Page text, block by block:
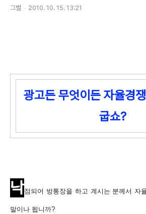
그별 2010. 10. 15. 13:21
광고든 무엇이든 자율경
굽쇼?
낙점되어 방통장을 하고 계시는 분께서 자
말이나 됩니까?